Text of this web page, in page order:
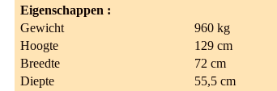
Eigenschappen :
Gewicht
960 kg
Hoogte
129 cm
Breedte
72 cm
Diepte
55,5 cm